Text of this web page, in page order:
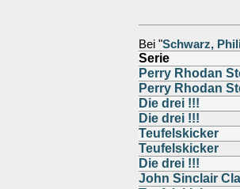
Bei "Schwarz,
Serie
Perry Rhodan
Perry Rhodan
Die drei !!!
Die drei !!!
Teufelskicker
Teufelskicker
Die drei !!!
John Sinclair